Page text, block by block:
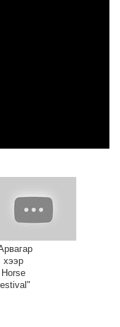
хээр
Horse